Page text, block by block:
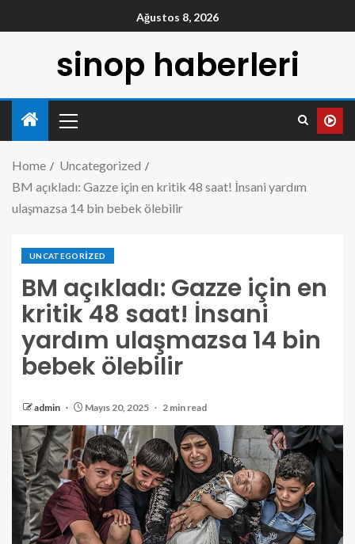
Ağustos 8, 2026
sinop haberleri
Home
Uncategorized
BM açıkladı: Gazze için en kritik 48 saat! İnsani yardım
ulaşmazsa 14 bin bebek ölebilir
UNCATEGORIZED
BM açıkladı: Gazze için en
kritik 48 saat! İnsani
yardım ulaşmazsa 14 bin
bebek ölebilir
admin Mayıs 20, 2025 2 min read